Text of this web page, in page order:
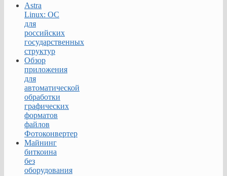
Astra
Linux: ОС
для
российских
государственных
структур
Обзор
приложения
для
автоматической
обработки
графических
форматов
файлов
Фотоконвертер
Майнинг
биткоина
без
оборудования